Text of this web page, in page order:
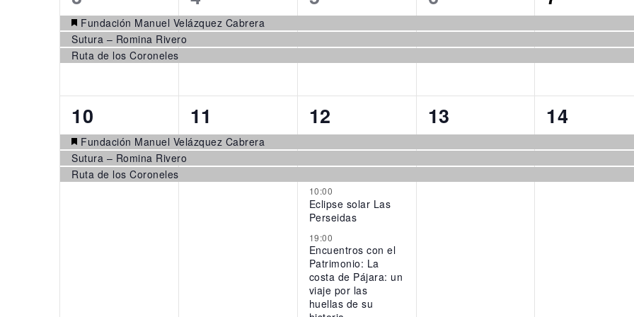
events,
Fundación Manuel Velázquez Cabrera
Sutura – Romina Rivero
Ruta de los Coroneles
events,
events,
events,
events,
3
events,
10
Fundación Manuel Velázquez Cabrera
Sutura – Romina Rivero
Ruta de los Coroneles
3
events,
11
5
events,
12
10:00
Eclipse solar Las
Perseidas
19:00
Encuentros con el
Patrimonio: La
costa de Pájara: un
viaje por las
huellas de su
3
events,
13
3
events,
14